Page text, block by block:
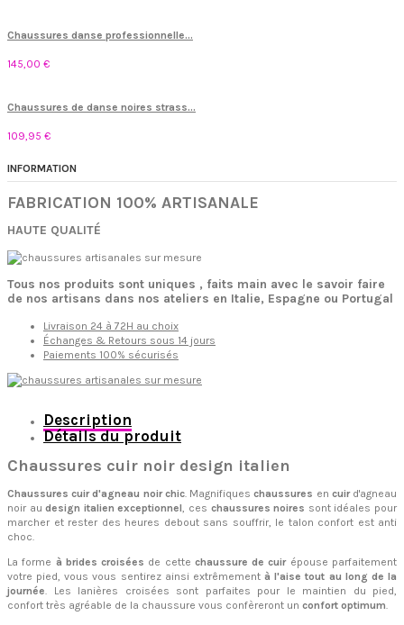
Chaussures danse professionnelle...
145,00 €
Chaussures de danse noires strass...
109,95 €
INFORMATION
FABRICATION 100% ARTISANALE
HAUTE QUALITÉ
Tous nos produits sont uniques , faits main avec le savoir faire
de nos artisans dans nos ateliers en Italie, Espagne ou Portugal
Livraison 24 à 72H au choix
Échanges & Retours sous 14 jours
Paiements 100% sécurisés
Description
Détails du produit
Chaussures cuir noir design italien
Chaussures cuir d'agneau noir chic. Magnifiqueschaussures en cuird'agneau
noir audesign italien exceptionnel, ces chaussures noires sont idéales pour
marcher et rester des heures debout sans souffrir, le talon confort est anti
choc.
La forme à brides croisées de cette chaussure de cuirépouse parfaitement
votre pied, vous vous sentirez ainsi extrêmementà l'aise tout au long de la
journée. Les lanières croisées sont parfaites pour le maintien du pied,
confort très agréable de la chaussure vous confèreront un confort optimum.